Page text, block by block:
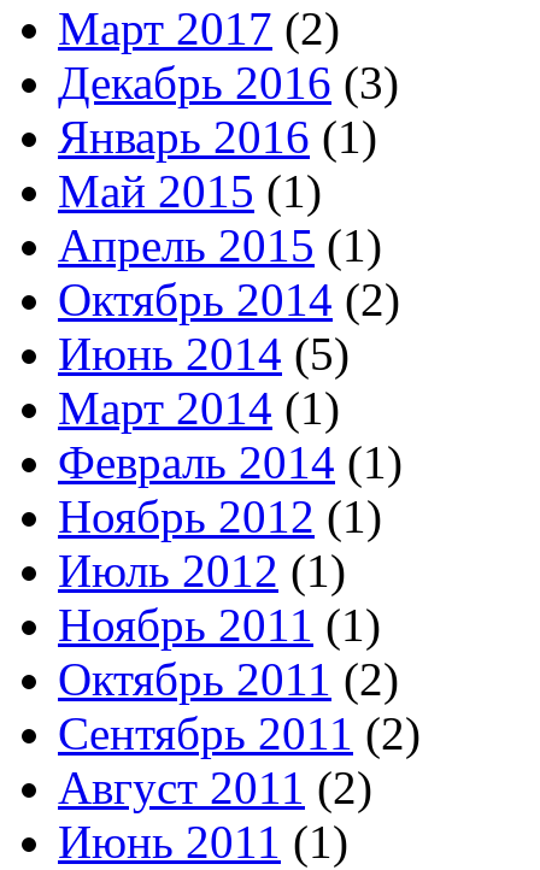
Март 2017 (2)
Декабрь 2016 (3)
Январь 2016 (1)
Май 2015 (1)
Апрель 2015 (1)
Октябрь 2014 (2)
Июнь 2014 (5)
Март 2014 (1)
Февраль 2014 (1)
Ноябрь 2012 (1)
Июль 2012 (1)
Ноябрь 2011 (1)
Октябрь 2011 (2)
Сентябрь 2011 (2)
Август 2011 (2)
Июнь 2011 (1)